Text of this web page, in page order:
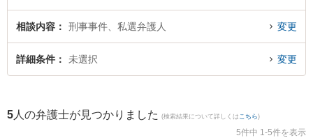
のトラブル解決の実績豊富な近くの弁護士を検索したい』『初回相談無料で私
選弁護人を法律相談できる大阪市淀川区内の弁護士に相談予約したい』などで
お困りの相談者さんにおすすめです。
相談内容 刑事事件、私選弁護人 変更
詳細条件 未選択 変更
5 人の弁護士が見つかりました (検索結果について詳しくは こちら)
5件中 1-5件を表示